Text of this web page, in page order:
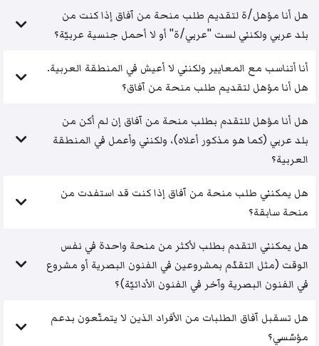
هل أنا مؤهل/ة لتقديم طلب منحة من آفاق إذا كنت من
بلد عربي ولكنني لست "عربي/ة" أو لا أحمل جنسية عربيّة؟
أنا أتناسب مع المعايير ولكنني لا أعيش في المنطقة العربية.
هل أنا مؤهل لتقديم طلب منحة من آفاق؟
هل أنا مؤهل للتقدم بطلب منحة من آفاق إن لم أكن من
بلد عربي (كما هو مذكور أعلاه)، ولكنني وأعمل في المنطقة
العربية؟
هل يمكنني طلب منحة من آفاق إذا كنت قد استفدت من
منحة سابقة؟
هل يمكنني التقدم بطلب لأكثر من منحة واحدة في نفس
الوقت (مثل التقدّم بمشروعين في الفنون البصرية أو مشروع
في الفنون البصرية وآخر في الفنون الأدائيّة)؟
هل تسقبل آفاق الطلبات من الأفراد الذين لا يتمتّعون بدعم
مؤسّسي؟